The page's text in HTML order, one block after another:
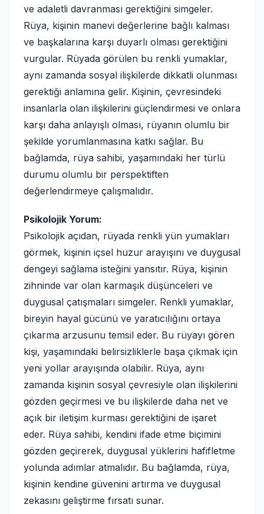
ve adaletli davranması gerektiğini simgeler.
Rüya, kişinin manevi değerlerine bağlı kalması
ve başkalarına karşı duyarlı olması gerektiğini
vurgular. Rüyada görülen bu renkli yumaklar,
aynı zamanda sosyal ilişkilerde dikkatli olunması
gerektiği anlamına gelir. Kişinin, çevresindeki
insanlarla olan ilişkilerini güçlendirmesi ve onlara
karşı daha anlayışlı olması, rüyanın olumlu bir
şekilde yorumlanmasına katkı sağlar. Bu
bağlamda, rüya sahibi, yaşamındaki her türlü
durumu olumlu bir perspektiften
değerlendirmeye çalışmalıdır.
Psikolojik Yorum:
Psikolojik açıdan, rüyada renkli yün yumakları
görmek, kişinin içsel huzur arayışını ve duygusal
dengeyi sağlama isteğini yansıtır. Rüya, kişinin
zihninde var olan karmaşık düşünceleri ve
duygusal çatışmaları simgeler. Renkli yumaklar,
bireyin hayal gücünü ve yaratıcılığını ortaya
çıkarma arzusunu temsil eder. Bu rüyayı gören
kişi, yaşamındaki belirsizliklerle başa çıkmak için
yeni yollar arayışında olabilir. Rüya, aynı
zamanda kişinin sosyal çevresiyle olan ilişkilerini
gözden geçirmesi ve bu ilişkilerde daha net ve
açık bir iletişim kurması gerektiğini de işaret
eder. Rüya sahibi, kendini ifade etme biçimini
gözden geçirerek, duygusal yüklerini hafifletme
yolunda adımlar atmalıdır. Bu bağlamda, rüya,
kişinin kendine güvenini artırma ve duygusal
zekasını geliştirme fırsatı sunar.